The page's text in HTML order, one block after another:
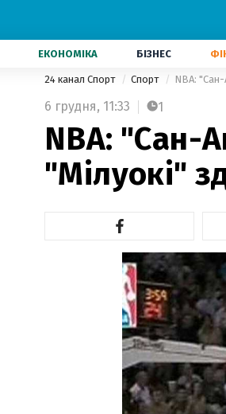
ЕКОНОМІКА БІЗНЕС
24 канал Спорт Спорт NBA: "Сан-
6 грудня, 11:33 1
NBA: "Сан-
"Мілуокі"